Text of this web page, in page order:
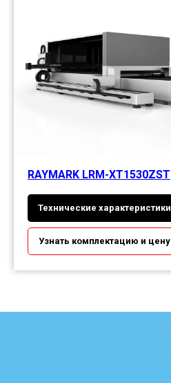
RAYMARK LRM-XT1530ZST
Технические характеристики
Узнать комплектацию и цену